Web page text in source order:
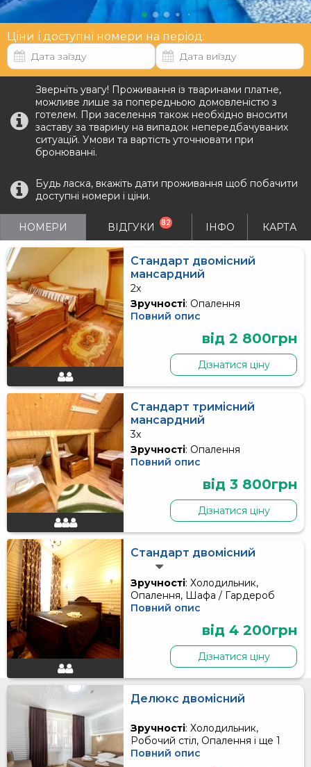
Ціни і доступні номери на період:
Зверніть увагу! Проживання із тваринами платне,
можливе лише за попередньою домовленістю з
готелем. При заселення також необхідно вносити
заставу за тварину на випадок непередбачуваних
ситуацій. Умови та вартість уточнювати при
бронюванні.
Будь ласка, вкажіть дати проживання щоб побачити
доступні номери і ціни.
НОМЕРИ ВІДГУКИ 82 ІНФО КАРТА
Стандарт двомісний
мансардний
2x
Зручності: Опалення
Повний опис
від 2 800грн
Дізнатися ціну
Стандарт тримісний
мансардний
3x
Зручності: Опалення
Повний опис
від 3 800грн
Дізнатися ціну
Стандарт двомісний
Зручності: Холодильник,
Опалення, Шафа / Гардероб
Повний опис
від 4 200грн
Дізнатися ціну
Делюкс двомісний
Зручності: Холодильник,
Робочий стіл, Опалення і ще 1
Повний опис